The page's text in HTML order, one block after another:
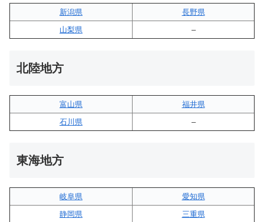
新潟県
長野県
山梨県
–
北陸地方
富山県
福井県
石川県
–
東海地方
岐阜県
愛知県
静岡県
三重県